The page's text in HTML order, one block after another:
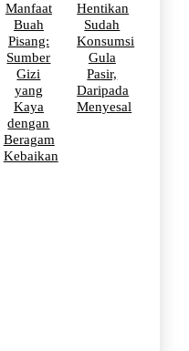
Manfaat
Buah
Pisang:
Sumber
Gizi
yang
Kaya
dengan
Beragam
Kebaikan
Hentikan
Sudah
Konsumsi
Gula
Pasir,
Daripada
Menyesal